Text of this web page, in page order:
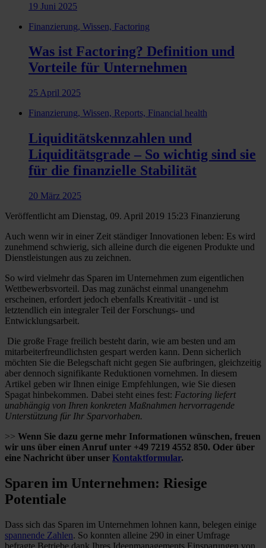
19 Juni 2025
Finanzierung, Wissen, Factoring
Was ist Factoring? Definition und
Vorteile für Unternehmen
25 April 2025
Finanzierung, Wissen, Reports, Financial health
Liquiditätskennzahlen und
Liquiditätsgrade – So wichtig sind sie
für die finanzielle Stabilität
20 März 2025
Veröffentlicht am Dienstag, 09. April 2019 15:23 Finanzierung
Auch wenn wir in einer Zeit ständiger Innovationen leben: Es wird
zunehmend schwierig, sich alleine durch die eigenen Produkte und
Dienstleistungen aus zu zeichnen.
So wird vielmehr das Sparen im Unternehmen zum eigentlichen
Wettbewerbsvorteil. Das mag zunächst einmal unangenehm
erscheinen, erfordert jedoch ebenfalls Kreativität - und ist
letztendlich ein integraler Teil der Forschungs- und
Entwicklungsarbeit.
Die große Frage freilich besteht darin, wie am besten und am
mitarbeiterfreundlichsten gespart werden kann. Denn sicherlich
möchten Sie die Belegschaft nicht gegen Sie aufbringen, gleichzeitig
aber dennoch signifikante Reduktionen vornehmen. In diesem
Artikel geben wir Ihnen einige Empfehlungen, wie Sie diesen
Spagat hinbekommen. Dabei steht eines fest: Factoring liefert
unabhängig von Ihren konkreten Maßnahmen hervorragende
Unterstützung für Ihr Sparvorhaben.
>> Wenn Sie dazu gerne mehr Informationen wünschen, freuen
wir uns über einen Anruf unter +49 7219 4552 850. Oder über
eine Nachricht über unser Kontaktformular.
Sparen im Unternehmen: Riesige
Potentiale
Dass sich das Sparen im Unternehmen lohnen kann, belegen einige
spannende Zahlen. So konnten alleine 290 in einer Umfrage
befragte Betriebe dank Ihres Ideenmanagements Einsparungen von